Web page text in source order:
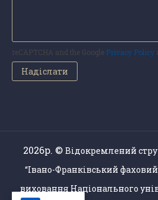
reCAPTCHA and the Google Privacy Policy
2026р. © Відокремлений
“Івано-Франківський
виховання Національного